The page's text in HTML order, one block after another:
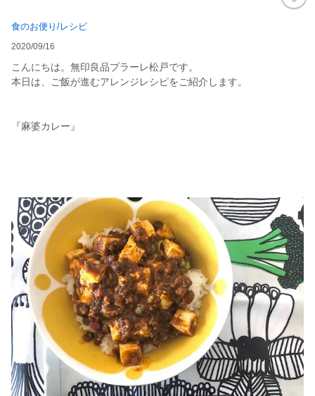
食のお便り/レシピ
2020/09/16
こんにちは。無印良品プラーレ松戸です。
本日は、ご飯が進むアレンジレシピをご紹介します。
『麻婆カレー』